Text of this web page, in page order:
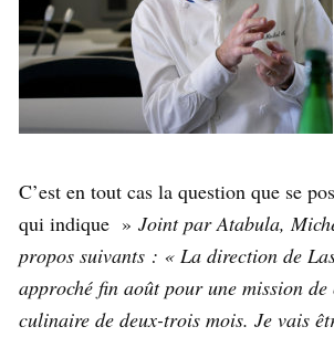
C’est en tout cas la question que se
qui indique » Joint par Atabula,
propos suivants : « La direction de
approché fin août pour une mission
culinaire de deux-trois mois. Je vais